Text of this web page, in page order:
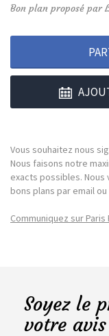
Bon plan proposé par
Vous souhaitez nous
Nous faisons notre
exacts possibles.
bons plans par email
Communiquez sur
Soyez le
votre